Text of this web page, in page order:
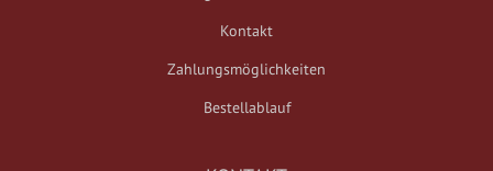
Kontakt
Zahlungsmöglichkeiten
Bestellablauf